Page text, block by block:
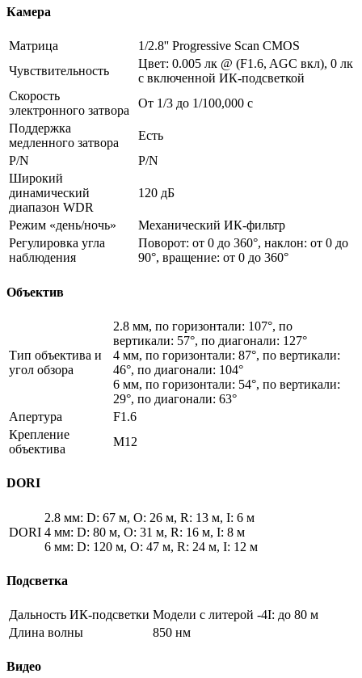
Камера
Матрица
1/2.8'' Progressive Scan CMOS
Чувствительность
Цвет: 0.005 лк @ (F1.6, AGC вкл), 0 лк
с включенной ИК-подсветкой
Скорость
электронного затвора
От 1/3 до 1/100,000 с
Поддержка
медленного затвора
Есть
P/N
P/N
Широкий
динамический
диапазон WDR
120 дБ
Режим «день/ночь»
Механический ИК-фильтр
Регулировка угла
наблюдения
Поворот: от 0 до 360°, наклон: от 0 до
90°, вращение: от 0 до 360°
Объектив
Тип объектива и
угол обзора
2.8 мм, по горизонтали: 107°, по
вертикали: 57°, по диагонали: 127°
4 мм, по горизонтали: 87°, по вертикали:
46°, по диагонали: 104°
6 мм, по горизонтали: 54°, по вертикали:
29°, по диагонали: 63°
Апертура
F1.6
Крепление
объектива
M12
DORI
DORI
2.8 мм: D: 67 м, O: 26 м, R: 13 м, I: 6 м
4 мм: D: 80 м, O: 31 м, R: 16 м, I: 8 м
6 мм: D: 120 м, O: 47 м, R: 24 м, I: 12 м
Подсветка
Дальность ИК-подсветки Модели с литерой -4I: до 80 м
Длина волны
850 нм
Видео